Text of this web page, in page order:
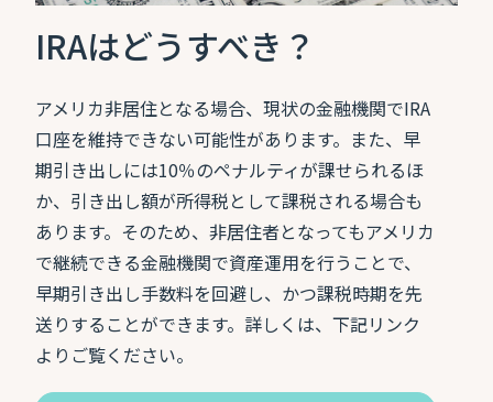
IRAはどうすべき？
アメリカ非居住となる場合、現状の金融機関でIRA
口座を維持できない可能性があります。また、早
期引き出しには10％のペナルティが課せられるほ
か、引き出し額が所得税として課税される場合も
あります。そのため、非居住者となってもアメリカ
で継続できる金融機関で資産運用を行うことで、
早期引き出し手数料を回避し、かつ課税時期を先
送りすることができます。詳しくは、下記リンク
よりご覧ください。